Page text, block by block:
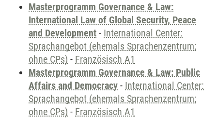
Masterprogramm Governance & Law:
International Law of Global Security, Peace
and Development - International Center:
Sprachangebot (ehemals Sprachenzentrum;
ohne CPs) - Französisch A1
Masterprogramm Governance & Law: Public
Affairs and Democracy - International Center:
Sprachangebot (ehemals Sprachenzentrum;
ohne CPs) - Französisch A1